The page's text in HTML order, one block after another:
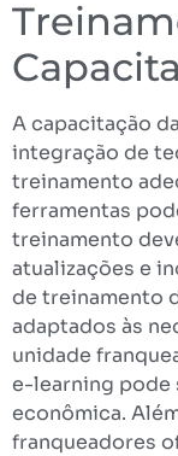
A capacitação
integração de
treinamento
ferramentas
treinamento
atualizações e
de treinamento
adaptados às
unidade
e-learning pode
econômica.
franqueadores